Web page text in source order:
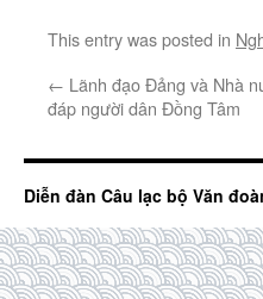
This entry was posted in
← Lãnh đạo Đảng và Nhà
đáp người dân Đồng Tâm
Diễn đàn Câu lạc bộ Văn